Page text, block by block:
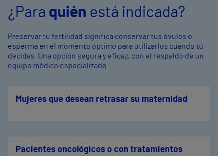
¿Para quién está indicada?
Preservar tu fertilidad significa conservar tus óvulos o
esperma en el momento óptimo para utilizarlos cuando tú
decidas. Una opción segura y eficaz, con el respaldo de un
equipo médico especializado.
Mujeres que desean retrasar su maternidad
Pacientes oncológicos o con tratamientos